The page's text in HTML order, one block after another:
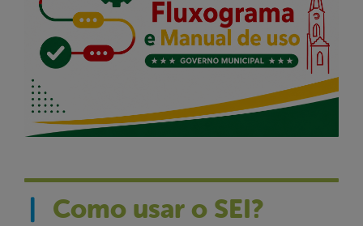
Como usar o SEI?